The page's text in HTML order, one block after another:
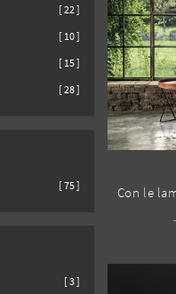
22
10
15
28
75
3